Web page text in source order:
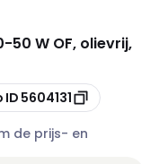
50 W OF, olievrij,
ID 5604131
de prijs- en